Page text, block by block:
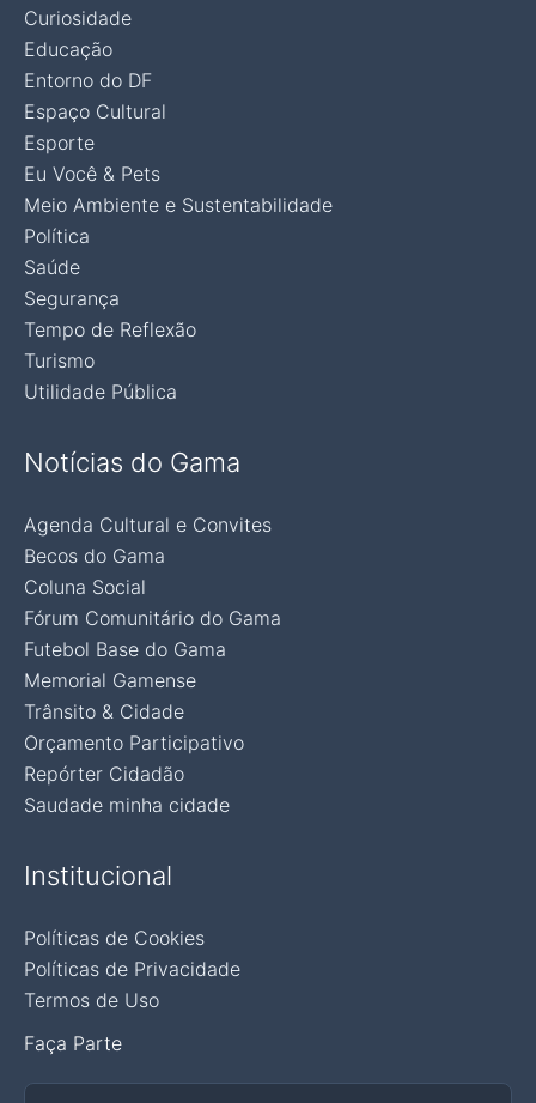
Curiosidade
Educação
Entorno do DF
Espaço Cultural
Esporte
Eu Você & Pets
Meio Ambiente e Sustentabilidade
Política
Saúde
Segurança
Tempo de Reflexão
Turismo
Utilidade Pública
Notícias do Gama
Agenda Cultural e Convites
Becos do Gama
Coluna Social
Fórum Comunitário do Gama
Futebol Base do Gama
Memorial Gamense
Trânsito & Cidade
Orçamento Participativo
Repórter Cidadão
Saudade minha cidade
Institucional
Políticas de Cookies
Políticas de Privacidade
Termos de Uso
Faça Parte